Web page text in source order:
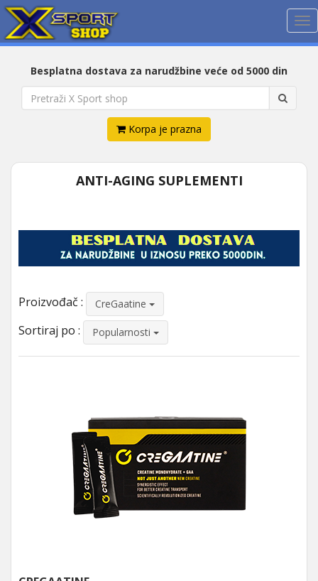
Besplatna dostava za narudžbine veće od 5000 din
Korpa je prazna
ANTI-AGING SUPLEMENTI
Proizvođač : CreGaatine
Sortiraj po : Popularnosti